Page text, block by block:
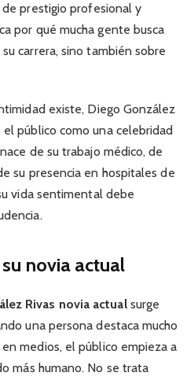
de prestigio profesional y
por qué mucha gente busca
carrera, sino también sobre
existe, Diego González
público como una celebridad
de su trabajo médico, de
su presencia en hospitales de
vida sentimental debe
novia actual
Rivas novia actualsurge
una persona destaca mucho
medios, el público empieza a
más humano. No se trata